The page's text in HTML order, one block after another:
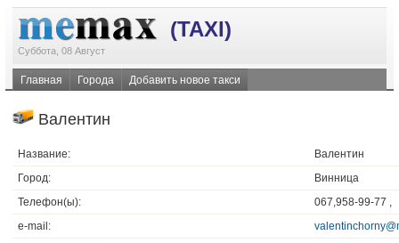
(TAXI)
Суббота, 08 Август
Главная Города Добавить новое такси
Валентин
Название:
Валентин
Город:
Винница
Телефон(ы):
067,958-99-77 ,
e-mail: